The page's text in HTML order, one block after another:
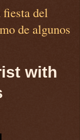
del
de algunos
with